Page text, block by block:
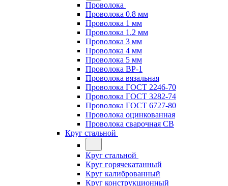
Проволока
Проволока 0.8 мм
Проволока 1 мм
Проволока 1.2 мм
Проволока 3 мм
Проволока 4 мм
Проволока 5 мм
Проволока ВР-1
Проволока вязальная
Проволока ГОСТ 2246-70
Проволока ГОСТ 3282-74
Проволока ГОСТ 6727-80
Проволока оцинкованная
Проволока сварочная СВ
Круг стальной
Круг стальной
Круг горячекатанный
Круг калиброванный
Круг конструкционный